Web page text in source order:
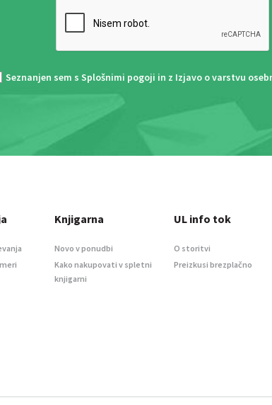
Seznanjen sem s Splošnimi pogoji in z Izjavo o varstvu
Knjigarna
Novo v ponudbi
Kako nakupovati v spletni
knjigarni
UL info tok
O storitvi
Preizkusi brezplačno